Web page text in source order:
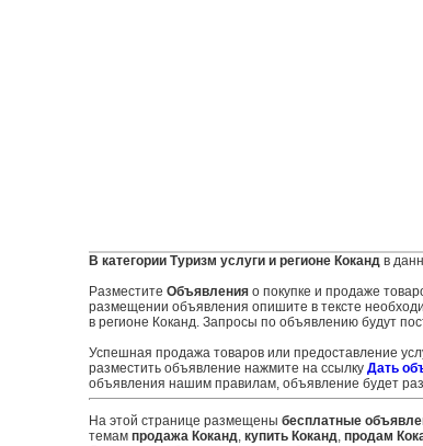
В категории Туризм услуги и регионе Кокандв
Разместите Объявленияо покупке и продаже
размещении объявления опишите в тексте
в регионе Коканд. Запросы по объявлению будут
Успешная продажа товаров или предоставление
разместить объявление нажмите на ссылку Дать
объявления нашим правилам, объявление будет
На этой странице размещены бесплатные
темам продажа Коканд, купить Коканд, продам